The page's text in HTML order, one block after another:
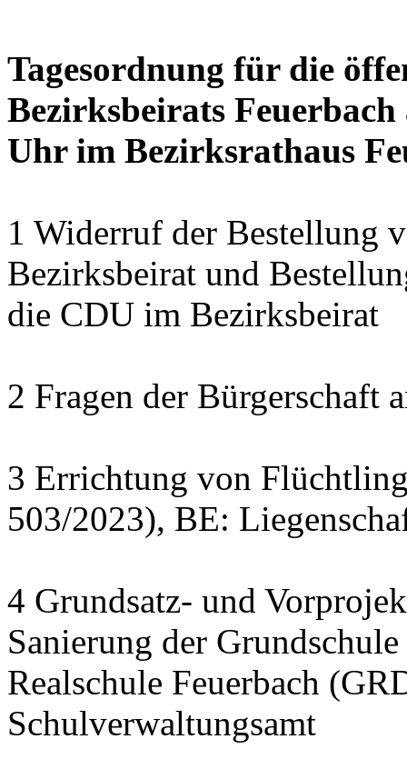
Tagesordnung für die
Bezirksbeirats
Uhr im Bezirksrathaus
1 Widerruf der Bestellung
Bezirksbeirat und
die CDU im Bezirksbeirat
2 Fragen der Bürgerschaft
3 Errichtung von
503/2023), BE:
4 Grundsatz- und
Sanierung der
Realschule Feuerbach
Schulverwaltungsamt